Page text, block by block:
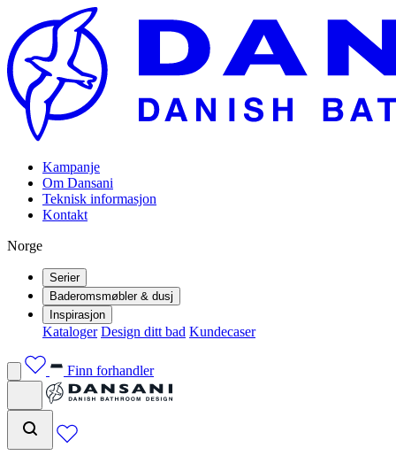
Kampanje
Om Dansani
Teknisk informasjon
Kontakt
Norge
Serier
Baderomsmøbler & dusj
Inspirasjon
Kataloger Design ditt bad Kundecaser
Finn forhandler